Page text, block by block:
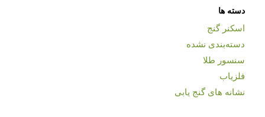
دسته ها
اسکنر گنج
دسته‌بندی نشده
سنسور طلا
فلزیاب
نشانه های گنج یابی